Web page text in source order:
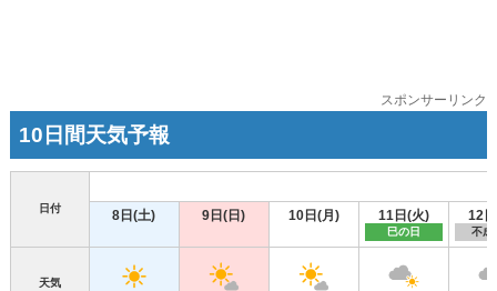
スポンサーリンク
10日間天気予報
日付 8日(土) 9日(日) 10日(月) 11日(火)
巳の日
12
不成
天気